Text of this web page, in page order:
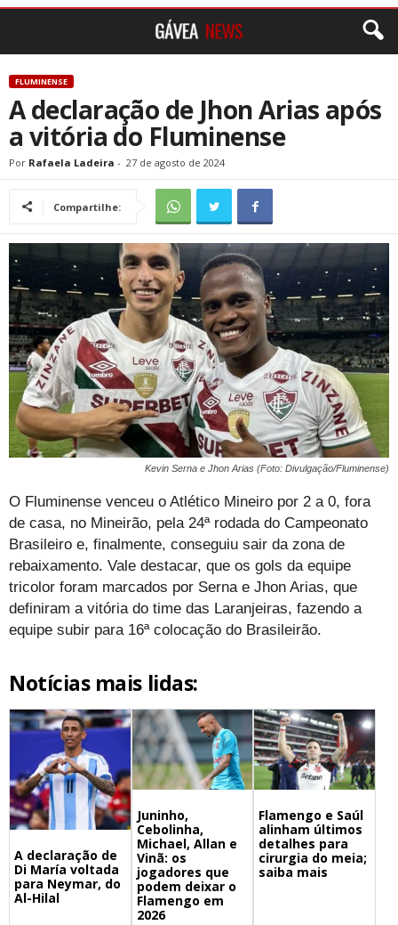
FLUMINENSE
A declaração de Jhon Arias após
a vitória do Fluminense
Por Rafaela Ladeira - 27 de agosto de 2024
Compartilhe:
Kevin Serna e Jhon Arias (Foto: Divulgação/Fluminense)
O Fluminense venceu o Atlético Mineiro por 2 a 0, fora
de casa, no Mineirão, pela 24ª rodada do Campeonato
Brasileiro e, finalmente, conseguiu sair da zona de
rebaixamento. Vale destacar, que os gols da equipe
tricolor foram marcados por Serna e Jhon Arias, que
definiram a vitória do time das Laranjeiras, fazendo a
equipe subir para 16ª colocação do Brasileirão.
Notícias mais lidas:
A declaração de
Di María voltada
para Neymar, do
Al-Hilal
Juninho,
Cebolinha,
Michael, Allan e
Vinã: os
jogadores que
podem deixar o
Flamengo em
2026
Flamengo e Saúl
alinham últimos
detalhes para
cirurgia do meia;
saiba mais